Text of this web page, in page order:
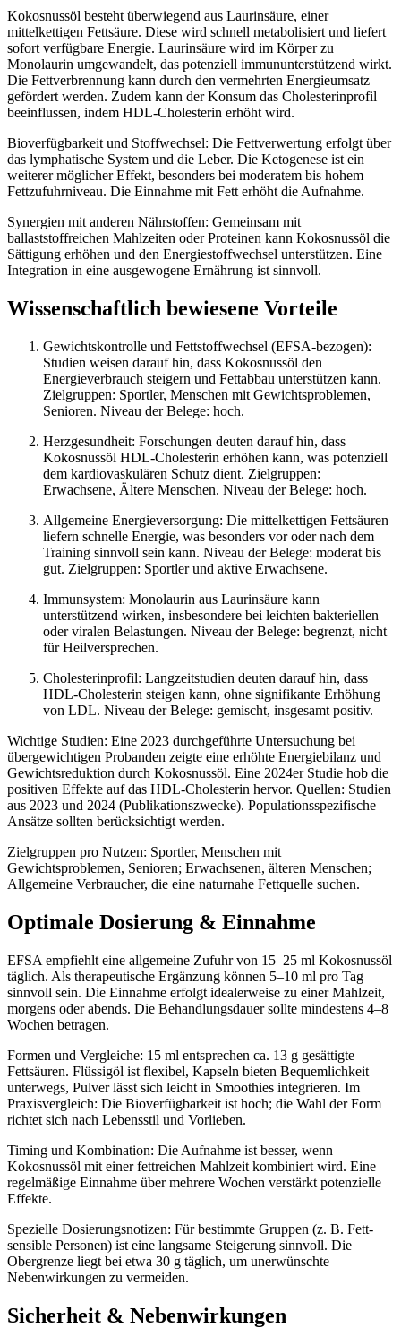
Kokosnussöl besteht überwiegend aus Laurinsäure, einer
mittelkettigen Fettsäure. Diese wird schnell metabolisiert und liefert
sofort verfügbare Energie. Laurinsäure wird im Körper zu
Monolaurin umgewandelt, das potenziell immununterstützend wirkt.
Die Fettverbrennung kann durch den vermehrten Energieumsatz
gefördert werden. Zudem kann der Konsum das Cholesterinprofil
beeinflussen, indem HDL-Cholesterin erhöht wird.
Bioverfügbarkeit und Stoffwechsel: Die Fettverwertung erfolgt über
das lymphatische System und die Leber. Die Ketogenese ist ein
weiterer möglicher Effekt, besonders bei moderatem bis hohem
Fettzufuhrniveau. Die Einnahme mit Fett erhöht die Aufnahme.
Synergien mit anderen Nährstoffen: Gemeinsam mit
ballaststoffreichen Mahlzeiten oder Proteinen kann Kokosnussöl die
Sättigung erhöhen und den Energiestoffwechsel unterstützen. Eine
Integration in eine ausgewogene Ernährung ist sinnvoll.
Wissenschaftlich bewiesene Vorteile
Gewichtskontrolle und Fettstoffwechsel (EFSA-bezogen):
Studien weisen darauf hin, dass Kokosnussöl den
Energieverbrauch steigern und Fettabbau unterstützen kann.
Zielgruppen: Sportler, Menschen mit Gewichtsproblemen,
Senioren. Niveau der Belege: hoch.
Herzgesundheit: Forschungen deuten darauf hin, dass
Kokosnussöl HDL-Cholesterin erhöhen kann, was potenziell
dem kardiovaskulären Schutz dient. Zielgruppen:
Erwachsene, Ältere Menschen. Niveau der Belege: hoch.
Allgemeine Energieversorgung: Die mittelkettigen Fettsäuren
liefern schnelle Energie, was besonders vor oder nach dem
Training sinnvoll sein kann. Niveau der Belege: moderat bis
gut. Zielgruppen: Sportler und aktive Erwachsene.
Immunsystem: Monolaurin aus Laurinsäure kann
unterstützend wirken, insbesondere bei leichten bakteriellen
oder viralen Belastungen. Niveau der Belege: begrenzt, nicht
für Heilversprechen.
Cholesterinprofil: Langzeitstudien deuten darauf hin, dass
HDL-Cholesterin steigen kann, ohne signifikante Erhöhung
von LDL. Niveau der Belege: gemischt, insgesamt positiv.
Wichtige Studien: Eine 2023 durchgeführte Untersuchung bei
übergewichtigen Probanden zeigte eine erhöhte Energiebilanz und
Gewichtsreduktion durch Kokosnussöl. Eine 2024er Studie hob die
positiven Effekte auf das HDL-Cholesterin hervor. Quellen: Studien
aus 2023 und 2024 (Publikationszwecke). Populationsspezifische
Ansätze sollten berücksichtigt werden.
Zielgruppen pro Nutzen: Sportler, Menschen mit
Gewichtsproblemen, Senioren; Erwachsenen, älteren Menschen;
Allgemeine Verbraucher, die eine naturnahe Fettquelle suchen.
Optimale Dosierung & Einnahme
EFSA empfiehlt eine allgemeine Zufuhr von 15–25 ml Kokosnussöl
täglich. Als therapeutische Ergänzung können 5–10 ml pro Tag
sinnvoll sein. Die Einnahme erfolgt idealerweise zu einer Mahlzeit,
morgens oder abends. Die Behandlungsdauer sollte mindestens 4–8
Wochen betragen.
Formen und Vergleiche: 15 ml entsprechen ca. 13 g gesättigte
Fettsäuren. Flüssigöl ist flexibel, Kapseln bieten Bequemlichkeit
unterwegs, Pulver lässt sich leicht in Smoothies integrieren. Im
Praxisvergleich: Die Bioverfügbarkeit ist hoch; die Wahl der Form
richtet sich nach Lebensstil und Vorlieben.
Timing und Kombination: Die Aufnahme ist besser, wenn
Kokosnussöl mit einer fettreichen Mahlzeit kombiniert wird. Eine
regelmäßige Einnahme über mehrere Wochen verstärkt potenzielle
Effekte.
Spezielle Dosierungsnotizen: Für bestimmte Gruppen (z. B. Fett-
sensible Personen) ist eine langsame Steigerung sinnvoll. Die
Obergrenze liegt bei etwa 30 g täglich, um unerwünschte
Nebenwirkungen zu vermeiden.
Sicherheit & Nebenwirkungen